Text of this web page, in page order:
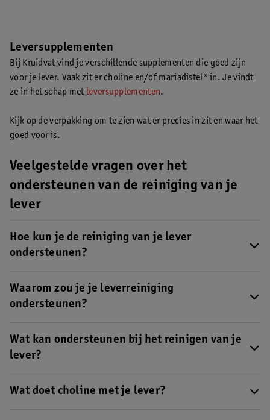
Leversupplementen
Bij Kruidvat vind je verschillende supplementen die goed zijn
voor je lever. Vaak zit er choline en/of mariadistel* in. Je vindt
ze in het schap met leversupplementen.
Kijk op de verpakking om te zien wat er precies in zit en waar het
goed voor is.
Veelgestelde vragen over het
ondersteunen van de reiniging van je
lever
Hoe kun je de reiniging van je lever
ondersteunen?
werking van je lever ondersteunen.Lees hier hoe je de
reinigende werking van je lever kan ondersteunen
Waarom zou je je leverreiniging
ondersteunen?
afvalstoffen op te ruimen. Je kunt je lever niet letterlijk
reinigen, maar wel de reinigende werking van je lever
Wat kan ondersteunen bij het reinigen van je
lever?
lever ondersteunen. Voorbeelden zijncholine *.
Wat doet choline met je lever?